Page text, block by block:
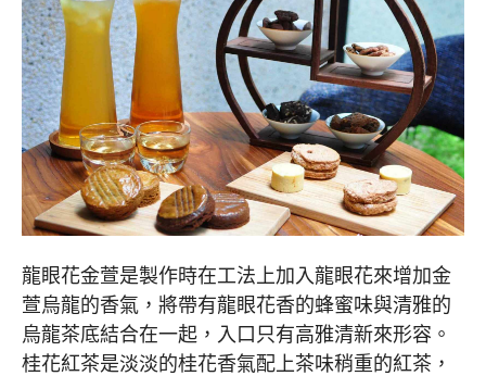
龍眼花金萱是製作時在工法上加入龍眼花來增加金
萱烏龍的香氣，將帶有龍眼花香的蜂蜜味與清雅的
烏龍茶底結合在一起，入口只有高雅清新來形容。
桂花紅茶是淡淡的桂花香氣配上茶味稍重的紅茶，